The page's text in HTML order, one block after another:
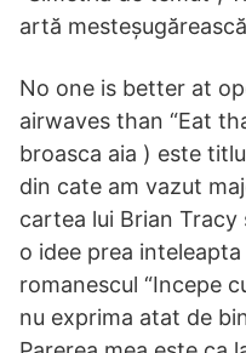
artă
No one is better at
airwaves than “Eat
broasca aia ) este
din cate am vazut
cartea lui Brian
o idee prea
romanescul “Incepe
nu exprima atat de